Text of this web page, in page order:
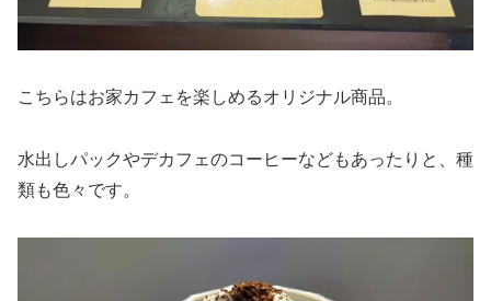
こちらはお家カフェを楽しめるオリジナル商品。
水出しパックやデカフェのコーヒーなどもあったりと、種
類も色々です。